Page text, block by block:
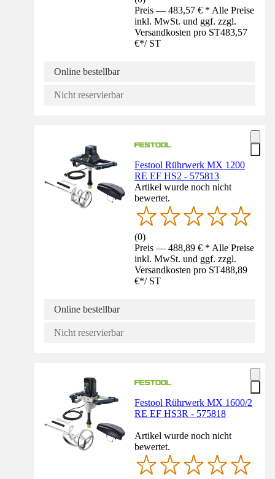
Preis — 483,57 € * Alle Preise
inkl. MwSt. und ggf. zzgl.
Versandkosten pro ST483,57
€*/ ST
Online bestellbar
Nicht reservierbar
Festool Rührwerk MX 1200
RE EF HS2 - 575813
Artikel wurde noch nicht
bewertet.
(0)
Preis — 488,89 € * Alle Preise
inkl. MwSt. und ggf. zzgl.
Versandkosten pro ST488,89
€*/ ST
Online bestellbar
Nicht reservierbar
Festool Rührwerk MX 1600/2
RE EF HS3R - 575818
Artikel wurde noch nicht
bewertet.